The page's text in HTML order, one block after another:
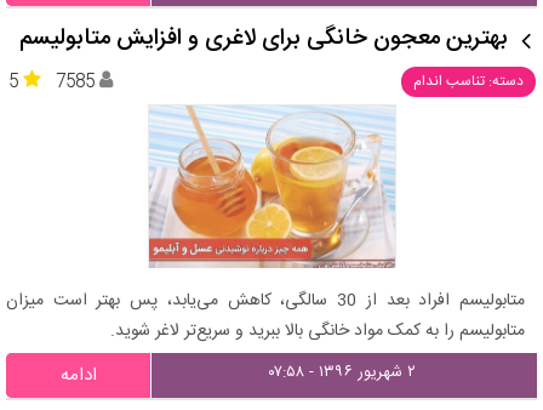
بهترین معجون خانگی برای لاغری و افزایش متابولیسم
دسته: تناسب اندام 5 7585
متابولیسم افراد بعد از 30 سالگی، کاهش می‌یابد، پس بهتر است میزان
متابولیسم را به کمک مواد خانگی بالا ببرید و سریع‌تر لاغر شوید.
۲ شهریور ۱۳۹۶ - ۰۷:۵۸ ادامه